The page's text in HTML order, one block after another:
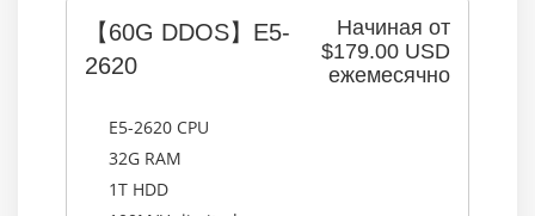
Начиная от
$179.00 USD
ежемесячно
【60G DDOS】E5-
2620
E5-2620 CPU
32G RAM
1T HDD